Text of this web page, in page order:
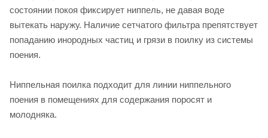
состоянии покоя фиксирует ниппель, не давая воде
вытекать наружу. Наличие сетчатого фильтра препятствует
попаданию инородных частиц и грязи в поилку из системы
поения.
Ниппельная поилка подходит для линии ниппельного
поения в помещениях для содержания поросят и
молодняка.